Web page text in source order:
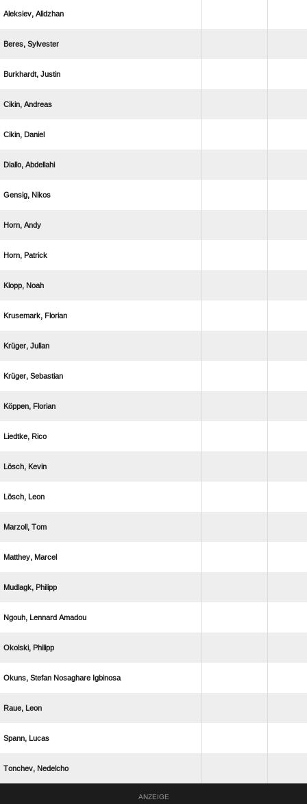
 
 
 
 
 
 
 
 
 
 
 
 
 
 
 
 
 
 
 
 
  
 
   
 
 
 
ANZEIGE